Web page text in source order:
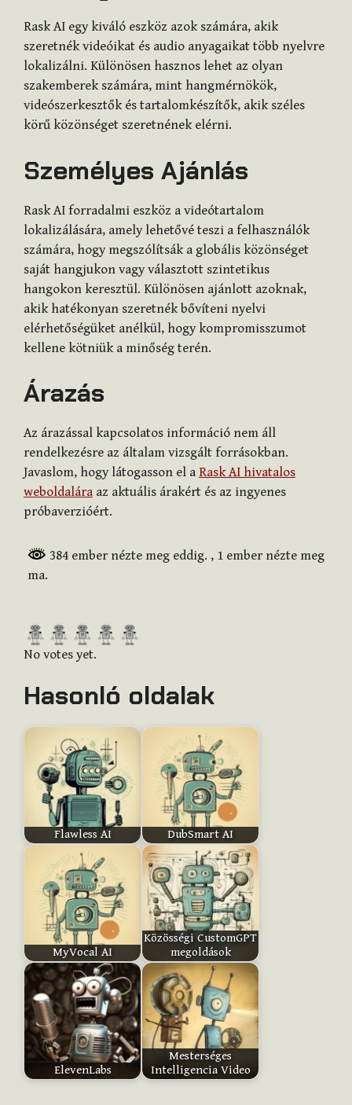
Rask AI egy kiváló eszköz azok számára, akik
szeretnék videóikat és audio anyagaikat több nyelvre
lokalizálni. Különösen hasznos lehet az olyan
szakemberek számára, mint hangmérnökök,
videószerkesztők és tartalomkészítők, akik széles
körű közönséget szeretnének elérni.
Személyes Ajánlás
Rask AI forradalmi eszköz a videótartalom
lokalizálására, amely lehetővé teszi a felhasználók
számára, hogy megszólítsák a globális közönséget
saját hangjukon vagy választott szintetikus
hangokon keresztül. Különösen ajánlott azoknak,
akik hatékonyan szeretnék bővíteni nyelvi
elérhetőségüket anélkül, hogy kompromisszumot
kellene kötniük a minőség terén.
Árazás
Az árazással kapcsolatos információ nem áll
rendelkezésre az általam vizsgált forrásokban.
Javaslom, hogy látogasson el a Rask AI hivatalos
weboldalára az aktuális árakért és az ingyenes
próbaverzióért.
384 ember nézte meg eddig. , 1 ember nézte meg
ma.
R
a
e
t
h
e
m
Submit
Rating
No votes yet.
Hasonló oldalak
Flawless AI DubSmart AI
MyVocal AI
Közösségi CustomGPT
megoldások
ElevenLabs
Mesterséges
Intelligencia Video